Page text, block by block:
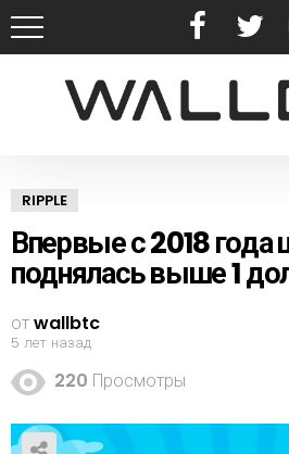
RIPPLE
Впервые с 2018 года
поднялась выше 1
отwallbtc
5 лет назад
220 Просмотры